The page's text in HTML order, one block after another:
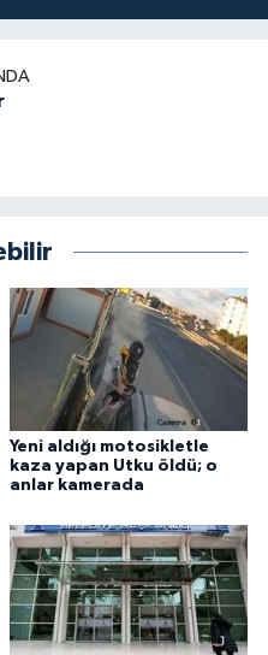
Yeni aldığı motosikletle
kaza yapan Utku öldü; o
anlar kamerada